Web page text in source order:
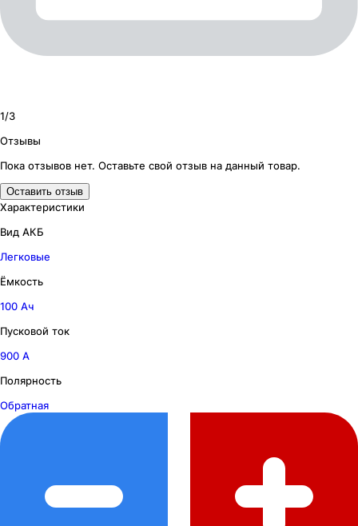
1/3
Отзывы
Пока отзывов нет. Оставьте свой отзыв на данный товар.
Оставить отзыв
Характеристики
Вид АКБ
Легковые
Ёмкость
100 Ач
Пусковой ток
900 А
Полярность
Обратная